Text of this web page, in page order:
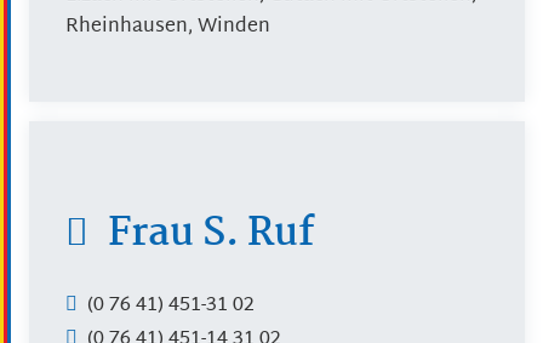
Rheinhausen, Winden
FrauS.Ruf
(07641) 451-3102